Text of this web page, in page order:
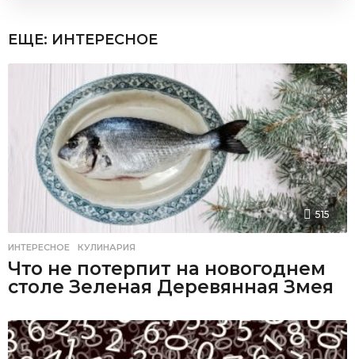
ЕЩЕ: ИНТЕРЕСНОЕ
515
ИНТЕРЕСНОЕ ,КУЛИНАРИЯ
Что не потерпит на новогоднем
столе Зеленая Деревянная Змея